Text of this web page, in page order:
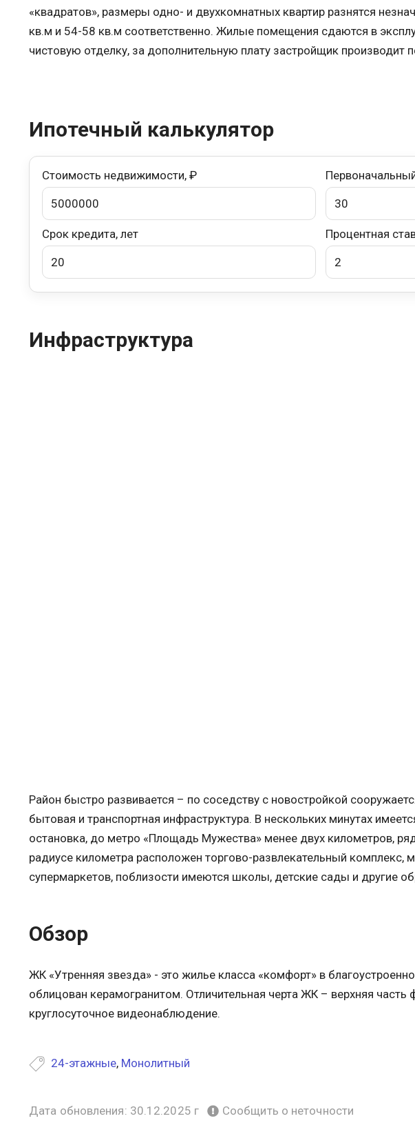
«квадратов», размеры одно- и двухкомнатных квартир разнятся
кв.м и 54-58 кв.м соответственно. Жилые помещения сдаются в
чистовую отделку, за дополнительную плату застройщик производит
Ипотечный калькулятор
Стоимость недвижимости, ₽
Срок кредита, лет Процентная
Инфраструктура
Район быстро развивается – по соседству с новостройкой
бытовая и транспортная инфраструктура. В нескольких минутах
остановка, до метро «Площадь Мужества» менее двух километров,
радиусе километра расположен торгово-развлекательный комплекс,
супермаркетов, поблизости имеются школы, детские сады и другие
Обзор
ЖК «Утренняя звезда» - это жилье класса «комфорт» в
облицован керамогранитом. Отличительная черта ЖК – верхняя
круглосуточное видеонаблюдение.
24-этажные, Монолитный
Дата обновления: 30.12.2025 г Сообщить о неточности